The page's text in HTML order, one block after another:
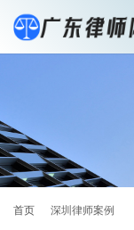
首页 深圳律师案例